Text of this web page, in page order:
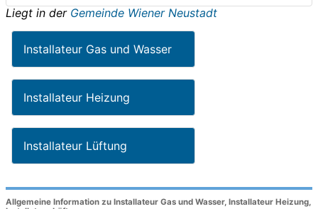
Liegt in der Gemeinde Wiener Neustadt
Installateur Gas und Wasser
Installateur Heizung
Installateur Lüftung
Allgemeine Information zu Installateur Gas und Wasser, Installateur Heizung,